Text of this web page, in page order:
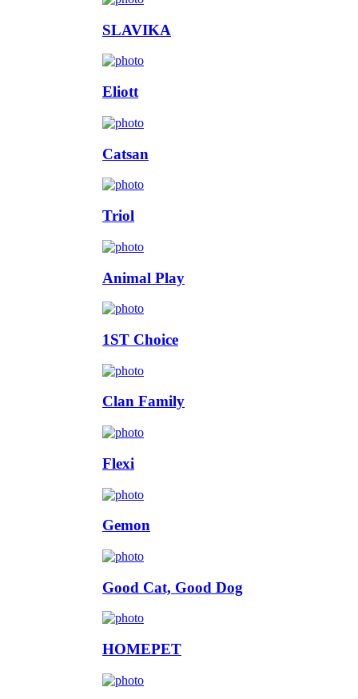
SLAVIKA
Eliott
Catsan
Triol
Animal Play
1ST Choice
Clan Family
Flexi
Gemon
Good Cat, Good Dog
HOMEPET